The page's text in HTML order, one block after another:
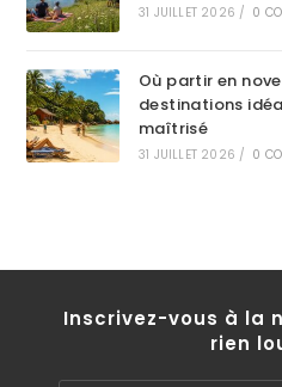
31 JUILLET 2026 / 0
Où partir en
destinations
maîtrisé
31 JUILLET 2026 / 0
Inscrivez-vous à la
rien